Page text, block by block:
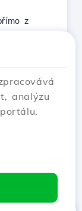
z
analýzu